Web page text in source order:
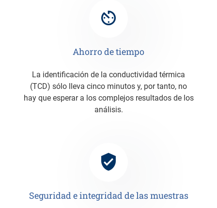
Ahorro de tiempo
La identificación de la conductividad térmica
(TCD) sólo lleva cinco minutos y, por tanto, no
hay que esperar a los complejos resultados de los
análisis.
Seguridad e integridad de las muestras